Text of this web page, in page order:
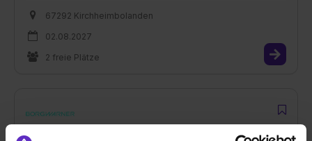
67292 Kirchheimbolanden
02.08.2027
2 freie Plätze